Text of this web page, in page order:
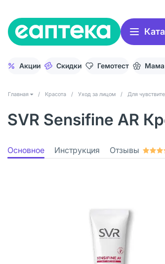
Акции Скидки Гемотест
Главная / Красота / Уход за лицом / Для
SVR Sensifine AR
Основное Инструкция Отзывы